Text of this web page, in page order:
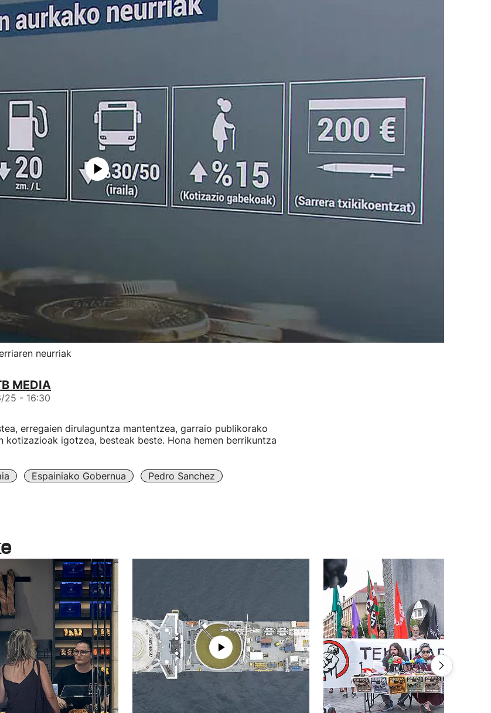
neurriak
MEDIA
25 - 16:30
erregaien dirulaguntza mantentzea, garraio publikorako
kotizazioak igotzea, besteak beste. Hona hemen berrikuntza
Espainiako Gobernua
Pedro Sanchez